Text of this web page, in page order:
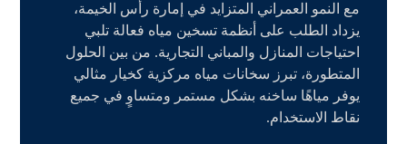
مع النمو العمراني المتزايد في إمارة رأس الخيمة،
يزداد الطلب على أنظمة تسخين مياه فعالة تلبي
احتياجات المنازل والمباني التجارية. من بين الحلول
المتطورة، تبرز سخانات مياه مركزية كخيار مثالي
يوفر مياهًا ساخنه بشكل مستمر ومتساوٍ في جميع
نقاط الاستخدام.